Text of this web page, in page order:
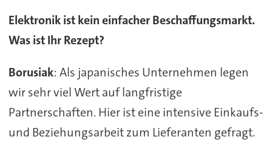
Elektronik ist kein einfacher Beschaffungsmarkt.
Was ist Ihr Rezept?
Borusiak: Als japanisches Unternehmen legen
wir sehr viel Wert auf langfristige
Partnerschaften. Hier ist eine intensive Einkaufs-
und Beziehungsarbeit zum Lieferanten gefragt.